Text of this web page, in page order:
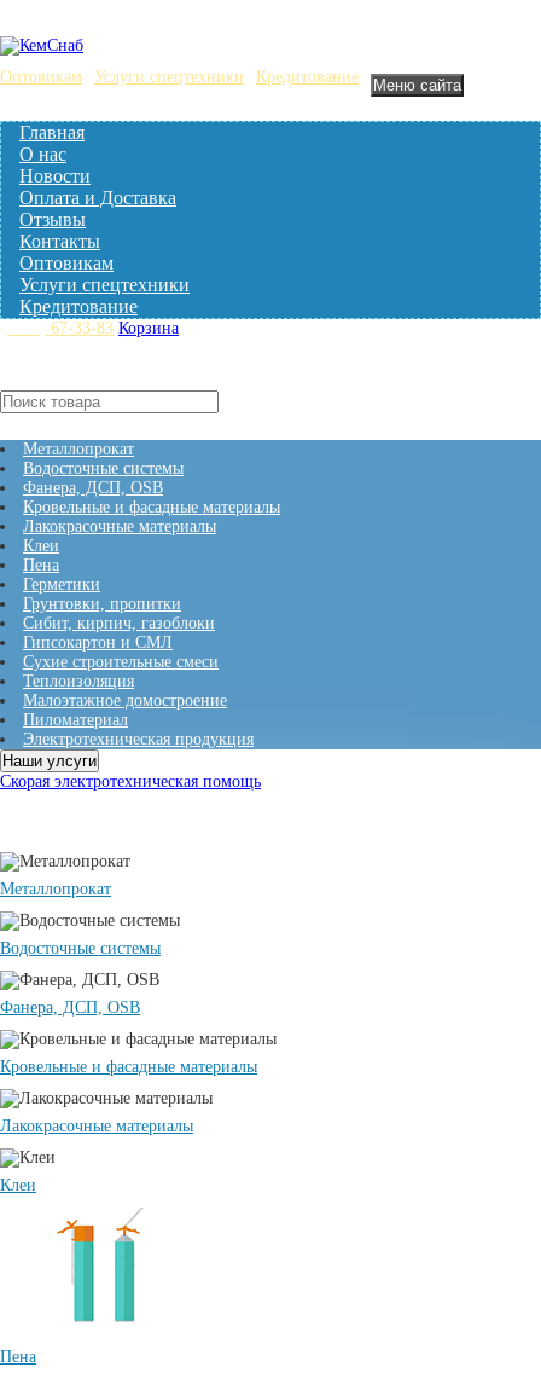
Оптовикам Услуги спецтехники Кредитование Меню сайта
Главная
О нас
Новости
Оплата и Доставка
Отзывы
Контакты
Оптовикам
Услуги спецтехники
Кредитование
67-33-83 Корзина
Металлопрокат
Водосточные системы
Фанера, ДСП, OSB
Кровельные и фасадные материалы
Лакокрасочные материалы
Клеи
Пена
Герметики
Грунтовки, пропитки
Сибит, кирпич, газоблоки
Гипсокартон и СМЛ
Сухие строительные смеси
Теплоизоляция
Малоэтажное домостроение
Пиломатериал
Электротехническая продукция
Наши улсуги
Скорая электротехническая помощь
Металлопрокат
Водосточные системы
Фанера, ДСП, OSB
Кровельные и фасадные материалы
Лакокрасочные материалы
Клеи
Пена